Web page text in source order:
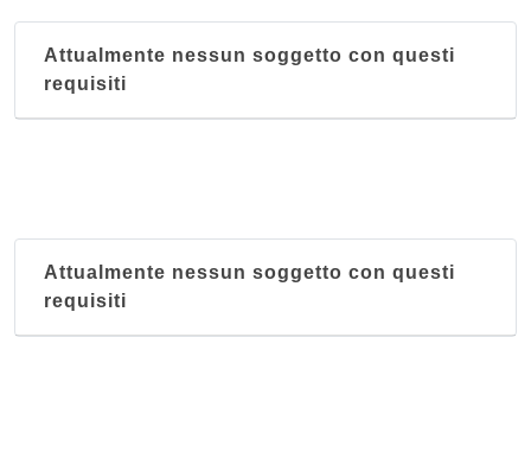
Attualmente nessun soggetto con questi
requisiti
Attualmente nessun soggetto con questi
requisiti